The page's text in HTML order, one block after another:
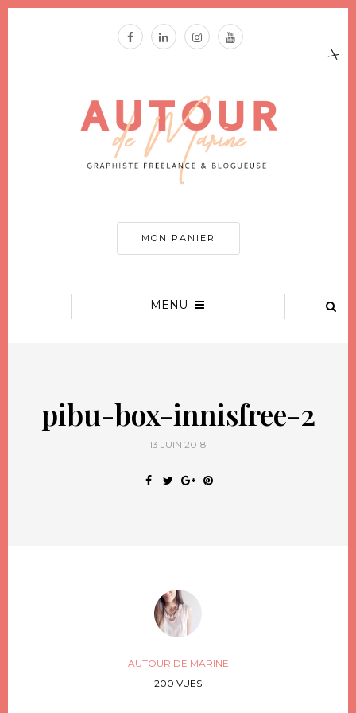
MON PANIER
MENU
pibu-box-innisfree-2
13 JUIN 2018
AUTOUR DE MARINE
200 VUES